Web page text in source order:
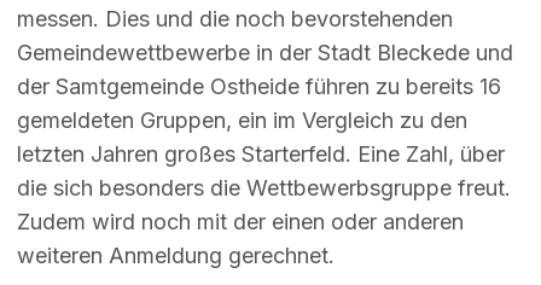
messen. Dies und die noch bevorstehenden
Gemeindewettbewerbe in der Stadt Bleckede und
der Samtgemeinde Ostheide führen zu bereits 16
gemeldeten Gruppen, ein im Vergleich zu den
letzten Jahren großes Starterfeld. Eine Zahl, über
die sich besonders die Wettbewerbsgruppe freut.
Zudem wird noch mit der einen oder anderen
weiteren Anmeldung gerechnet.